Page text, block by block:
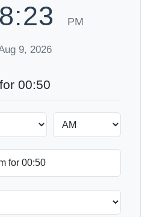
PM
9, 2026
00:50